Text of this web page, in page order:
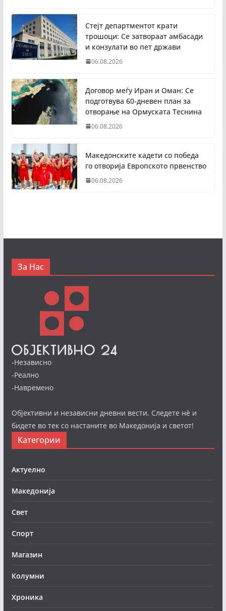
Стејт департментот крати
трошоци: Се затвораат амбасади
и конзулати во пет држави
06.08.2026
Договор меѓу Иран и Оман: Се
подготвува 60-дневен план за
отворање на Ормуската Теснина
06.08.2026
Македонските кадети со победа
го отворија Европското првенство
06.08.2026
За Нас
-Независно
-Реално
-Навремено
Објективни и независни дневни вести. Следете нè и
бидете во тек со настаните во Македонија и светот!
Категории
Актуелно
Македонија
Свет
Спорт
Магазин
Колумни
Хроника